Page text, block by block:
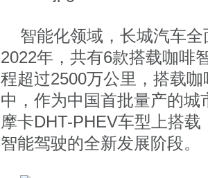
智能化领域，长城汽车
2022年，共有6款搭载咖啡
程超过2500万公里，搭载
中，作为中国首批量产的
摩卡DHT-PHEV车型上搭
智能驾驶的全新发展阶段。